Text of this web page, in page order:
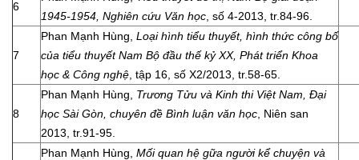
6
1945-1954, Nghiên cứu Văn học , số 4-2013, tr.84-96.
7
Phan Mạnh Hùng, Loại hình tiểu thuyết, hình thức công bố
của tiểu thuyết Nam Bộ đầu thế kỷ XX, Phát triển Khoa
học & Công nghệ , tập 16, số X2/2013, tr.58-65.
8
Phan Mạnh Hùng,
Trương Tửu và Kinh thi Việt Nam, Đại
học Sài Gòn, chuyên đề Bình luận văn học , Niên san
2013, tr.91-95.
Phan Mạnh Hùng, Mối quan hệ gữa người kể chuyện và